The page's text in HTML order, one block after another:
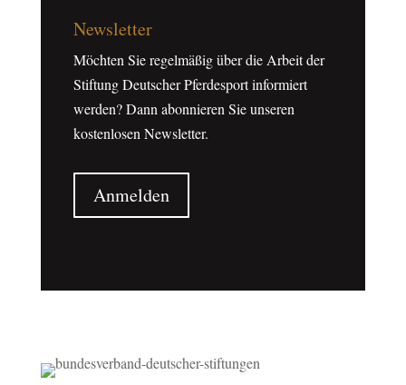
Newsletter
Möchten Sie regelmäßig über die Arbeit der
Stiftung Deutscher Pferdesport informiert
werden? Dann abonnieren Sie unseren
kostenlosen Newsletter.
Anmelden